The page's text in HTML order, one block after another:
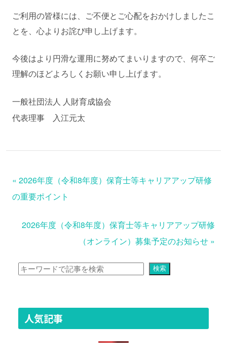
ご利用の皆様には、ご不便とご心配をおかけしましたこ
とを、心よりお詫び申し上げます。
今後はより円滑な運用に努めてまいりますので、何卒ご
理解のほどよろしくお願い申し上げます。
一般社団法人 人財育成協会
代表理事 入江元太
« 2026年度（令和8年度）保育士等キャリアアップ研修
の重要ポイント
2026年度（令和8年度）保育士等キャリアアップ研修
（オンライン）募集予定のお知らせ »
検索 検索
人気記事